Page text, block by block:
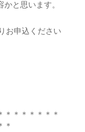
と思います。
お申込ください
＊＊＊＊＊＊＊
＊